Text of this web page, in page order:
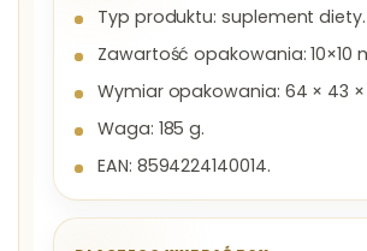
Typ produktu: suplement diety.
Zawartość opakowania: 10×10
Wymiar opakowania: 64 × 43 ×
Waga: 185 g.
EAN: 8594224140014.